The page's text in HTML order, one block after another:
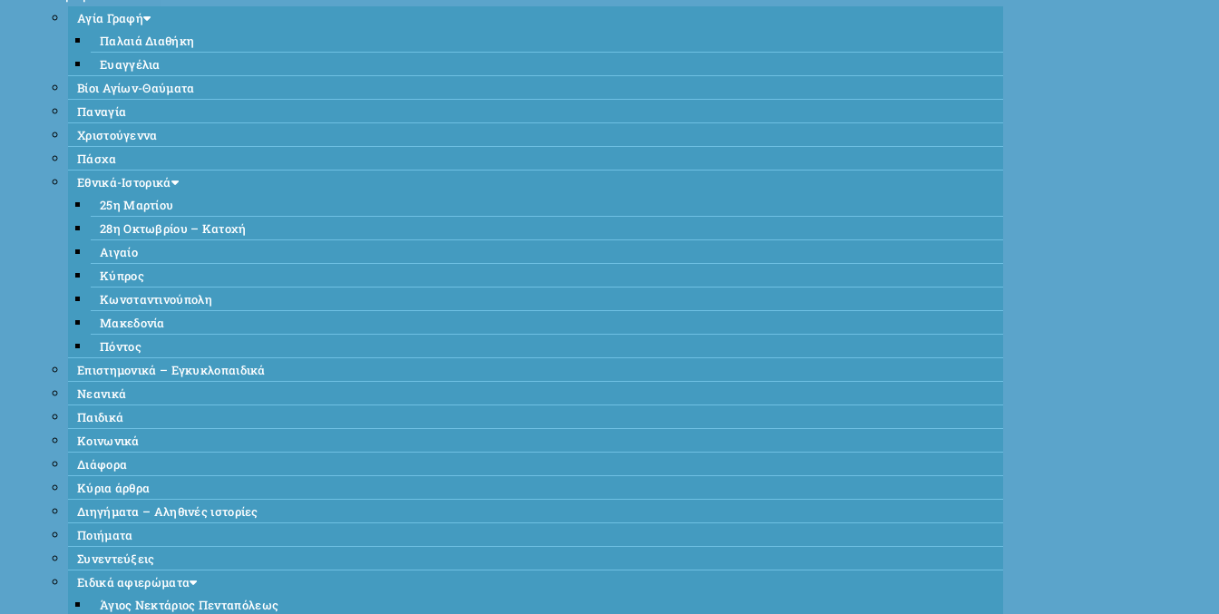
Αγία Γραφή
Παλαιά Διαθήκη
Ευαγγέλια
Βίοι Αγίων-Θαύματα
Παναγία
Χριστούγεννα
Πάσχα
Εθνικά-Ιστορικά
25η Μαρτίου
28η Οκτωβρίου – Κατοχή
Αιγαίο
Κύπρος
Κωνσταντινούπολη
Μακεδονία
Πόντος
Επιστημονικά – Εγκυκλοπαιδικά
Νεανικά
Παιδικά
Κοινωνικά
Διάφορα
Κύρια άρθρα
Διηγήματα – Αληθινές ιστορίες
Ποιήματα
Συνεντεύξεις
Ειδικά αφιερώματα
Άγιος Νεκτάριος Πενταπόλεως